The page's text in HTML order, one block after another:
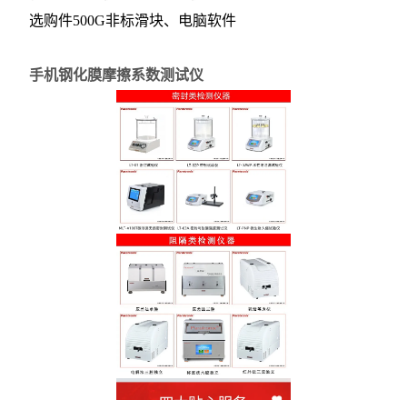
选购件500G非标滑块、电脑软件
手机钢化膜摩擦系数测试仪